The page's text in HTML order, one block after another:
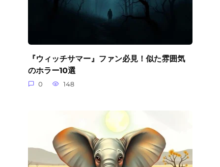
『ウィッチサマー』ファン必見！似た雰囲気
のホラー10選
0 148